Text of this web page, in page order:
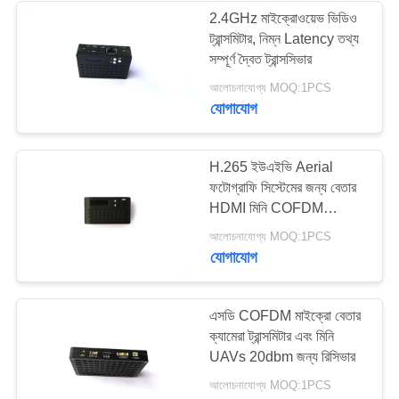
ইউএভি ডেটা লিংক
26
বেতার HDMI ভিডিও
2.4GHz মাইক্রোওয়েভ ভিডিও
ট্রান্সমিটার, নিম্ন Latency তথ্য
সম্পূর্ণ দ্বৈত ট্রান্সসিভার
আলোচনাযোগ্য MOQ:1PCS
যোগাযোগ
H.265 ইউএইভি Aerial
ফটোগ্রাফি সিস্টেমের জন্য বেতার
HDMI মিনি COFDM
আলোচনাযোগ্য MOQ:1PCS
যোগাযোগ
এসডি COFDM মাইক্রো বেতার
ক্যামেরা ট্রান্সমিটার এবং মিনি
UAVs 20dbm জন্য রিসিভার
আলোচনাযোগ্য MOQ:1PCS